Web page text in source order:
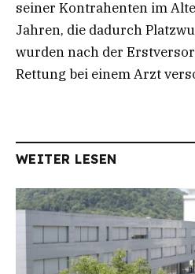
seiner Kontrahenten im
Jahren, die dadurch
wurden nach der
Rettung bei einem Arzt
WEITER LESEN